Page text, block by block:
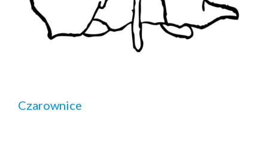
Czarownice